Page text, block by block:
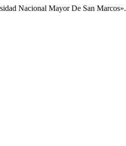
Nacional Mayor De San Marcos».